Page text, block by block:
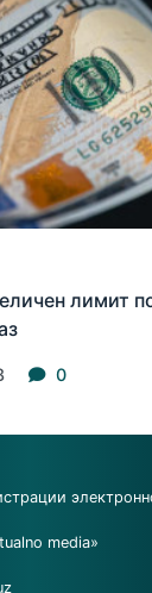
лимит
0
media»